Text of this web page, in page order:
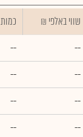
₪ שווי באלפי כמות
--
--
--
--
--
--
--
--